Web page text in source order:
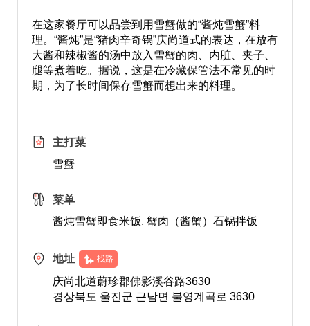
在这家餐厅可以品尝到用雪蟹做的“酱炖雪蟹”料
理。“酱炖”是“猪肉辛奇锅”庆尚道式的表达，在放有
大酱和辣椒酱的汤中放入雪蟹的肉、内脏、夹子、
腿等煮着吃。据说，这是在冷藏保管法不常见的时
期，为了长时间保存雪蟹而想出来的料理。
主打菜
雪蟹
菜单
酱炖雪蟹即食米饭, 蟹肉（酱蟹）石锅拌饭
地址 找路
庆尚北道蔚珍郡佛影溪谷路3630
경상북도 울진군 근남면 불영계곡로 3630